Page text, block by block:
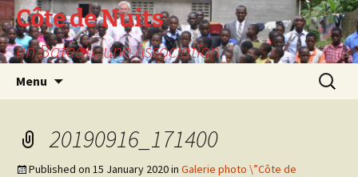
Skip
to
content
Côte de Nuits
un Bateau, une Association
Menu
Search
for:
20190916_171400
Published on 15 January 2020in Galerie photo \”Côte de